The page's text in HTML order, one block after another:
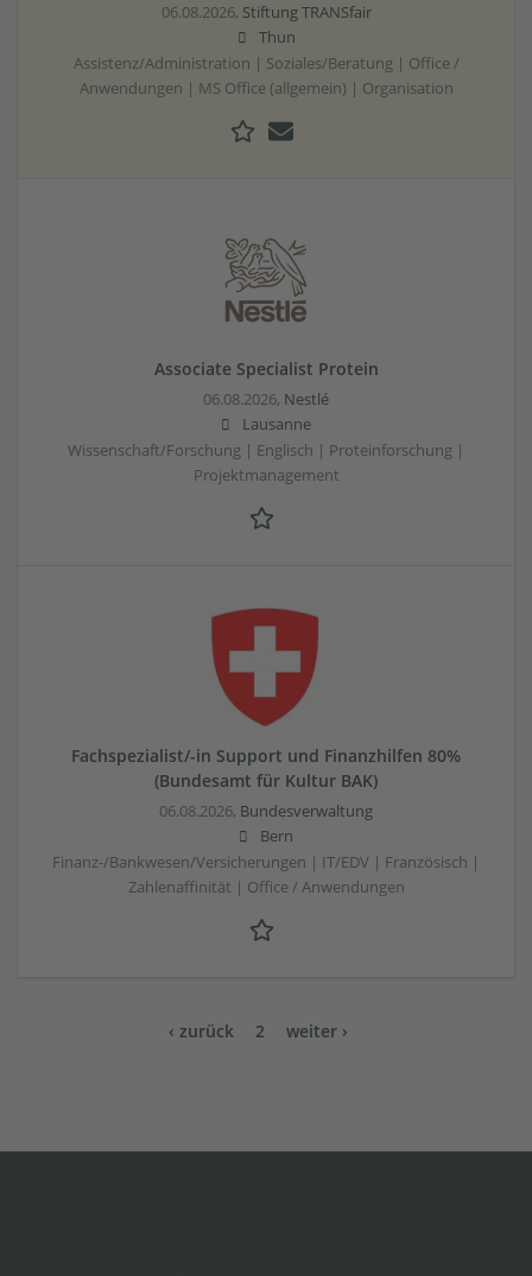
06.08.2026, Stiftung TRANSfair
Thun
Assistenz/Administration | Soziales/Beratung | Office /
Anwendungen | MS Office (allgemein) | Organisation
Associate Specialist Protein
06.08.2026, Nestlé
Lausanne
Wissenschaft/Forschung | Englisch | Proteinforschung |
Projektmanagement
Fachspezialist/-in Support und Finanzhilfen 80%
(Bundesamt für Kultur BAK)
06.08.2026, Bundesverwaltung
Bern
Finanz-/Bankwesen/Versicherungen | IT/EDV | Französisch |
Zahlenaffinität | Office / Anwendungen
‹ zurück 2 weiter ›